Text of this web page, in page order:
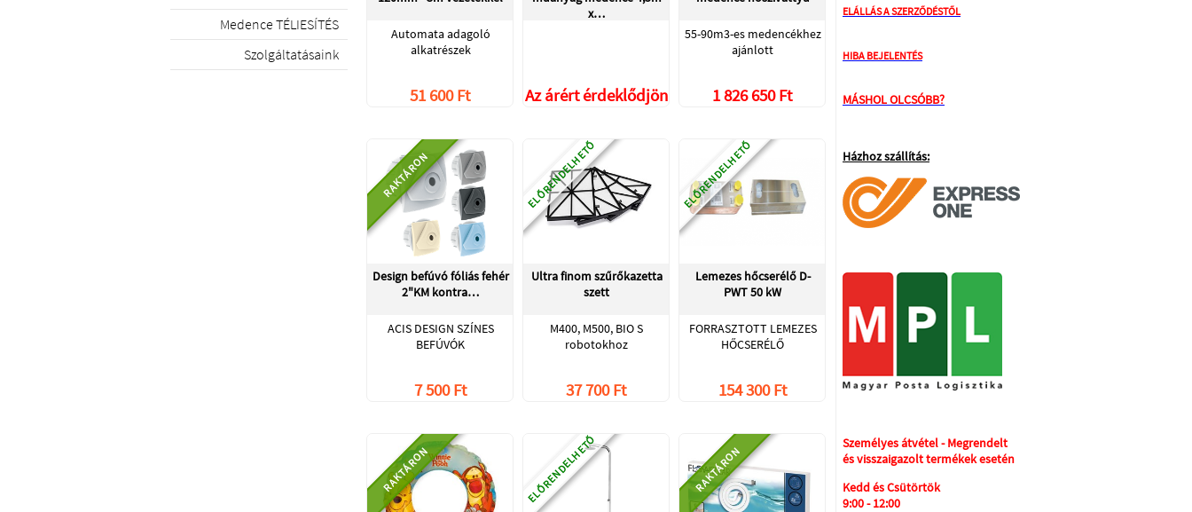
Medence TÉLIESÍTÉS
Szolgáltatásaink
Automata adagoló
alkatrészek
51 600 Ft
x…
Az árért érdeklődjön
55-90m3-es medencékhez
ajánlott
1 826 650 Ft
RAKTÁRON
Design befúvó fóliás fehér
2"KM kontra…
ACIS DESIGN SZÍNES
BEFÚVÓK
7 500 Ft
ELŐRENDELHETŐ
Ultra finom szűrőkazetta
szett
M400, M500, BIO S
robotokhoz
37 700 Ft
ELŐRENDELHETŐ
Lemezes hőcserélő D-
PWT 50 kW
FORRASZTOTT LEMEZES
HŐCSERÉLŐ
154 300 Ft
RAKTÁRON ELŐRENDELHETŐ RAKTÁRON
ELÁLLÁS A SZERZŐDÉSTŐL
HIBA BEJELENTÉS
MÁSHOL OLCSÓBB?
Házhoz szállítás:
Személyes átvétel - Megrendelt
és visszaigazolt termékek esetén
Kedd és Csütörtök
9:00 - 12:00